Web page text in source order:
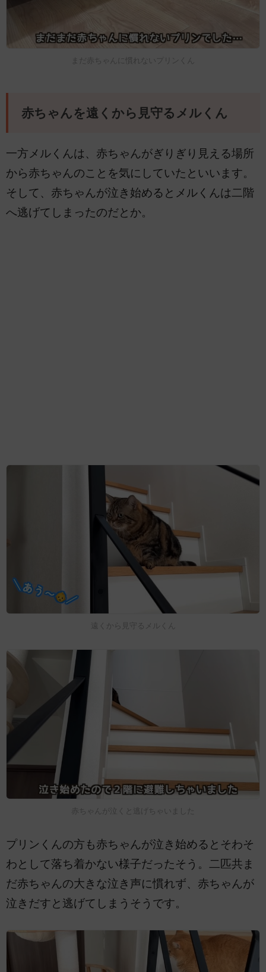
まだ赤ちゃんに慣れないプリンくん
赤ちゃんを遠くから見守るメルくん
一方メルくんは、赤ちゃんがぎりぎり見える場所
から赤ちゃんのことを気にしていたといいます。
そして、赤ちゃんが泣き始めるとメルくんは二階
へ逃げてしまったのだとか。
遠くから見守るメルくん
赤ちゃんが泣くと逃げちゃいました
プリンくんの方も赤ちゃんが泣き始めるとそわそ
わとして落ち着かない様子だったそう。二匹共ま
だ赤ちゃんの大きな泣き声に慣れず、赤ちゃんが
泣きだすと逃げてしまうそうです。